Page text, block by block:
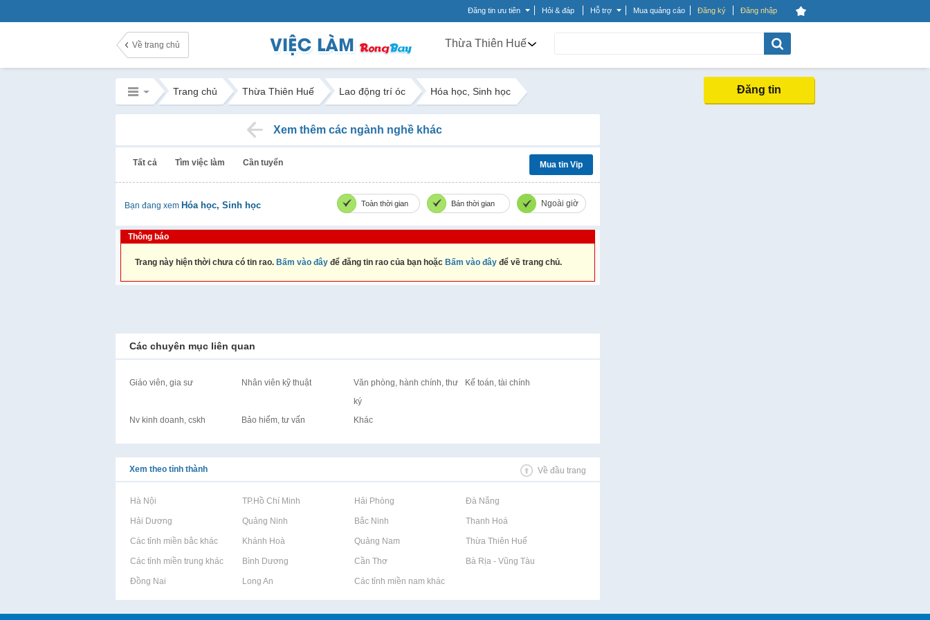
Đăng tin ưu tiên Hỏi & đáp Hỗ trợ Mua quảng cáo Đăng ký Đăng nhập
Về trang chủ Thừa Thiên Huế
Trang chủ Thừa Thiên Huế Lao động trí óc Hóa học, Sinh học Đăng tin
Xem thêm các ngành nghề khác
Tất cả Tìm việc làm Cần tuyển Mua tin Vip
Bạn đang xem Hóa học, Sinh học Toàn thời gian Bán thời gian Ngoài giờ
Thông báo
Trang này hiện thời chưa có tin rao. Bấm vào đây để đăng tin rao của bạn hoặc Bấm vào đây để về trang chủ.
Các chuyên mục liên quan
Giáo viên, gia sư Nhân viên kỹ thuật
Văn phòng, hành chính, thư
ký
Kế toán, tài chính
Nv kinh doanh, cskh Bảo hiểm, tư vấn Khác
Xem theo tỉnh thành Về đầu trang
Rao vặt tại Hà Nội Rao vặt tại TP.Hồ Chí Minh Rao vặt tại Hải Phòng Rao vặt tại Đà Nẵng
Rao vặt tại Hải Dương Rao vặt tại Quảng Ninh Rao vặt tại Bắc Ninh Rao vặt tại Thanh Hoá
Rao vặt tại Các tỉnh miền bắc khácRao vặt tại Khánh Hoà Rao vặt tại Quảng Nam Rao vặt tại Thừa Thiên Huế
Rao vặt tại Các tỉnh miền trung khácRao vặt tại Bình Dương Rao vặt tại Cần Thơ Rao vặt tại Bà Rịa - Vũng Tàu
Rao vặt tại Đồng Nai Rao vặt tại Long An Rao vặt tại Các tỉnh miền nam khác